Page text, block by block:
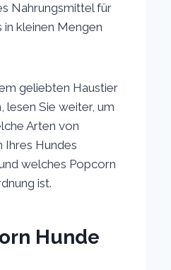
Nahrungsmittel für
in kleinen Mengen
geliebten Haustier
lesen Sie weiter, um
Arten von
Ihres Hundes
welches Popcorn
ist.
Hunde